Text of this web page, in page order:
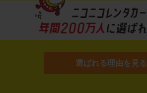
選ばれる理由を見る